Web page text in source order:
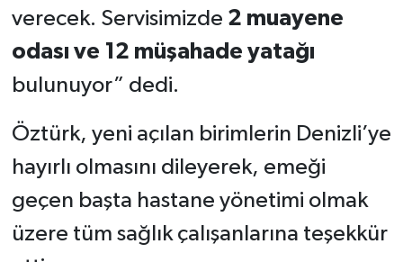
verecek. Servisimizde 2 muayene
odası ve 12 müşahade yatağı
bulunuyor” dedi.
Öztürk, yeni açılan birimlerin Denizli’ye
hayırlı olmasını dileyerek, emeği
geçen başta hastane yönetimi olmak
üzere tüm sağlık çalışanlarına teşekkür